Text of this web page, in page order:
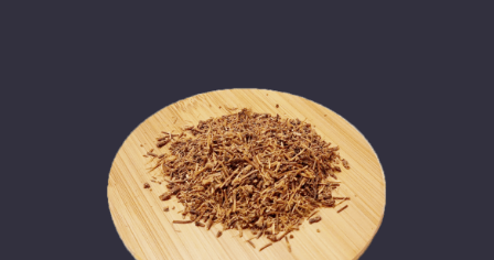
multiple
variants.
The
options
may
be